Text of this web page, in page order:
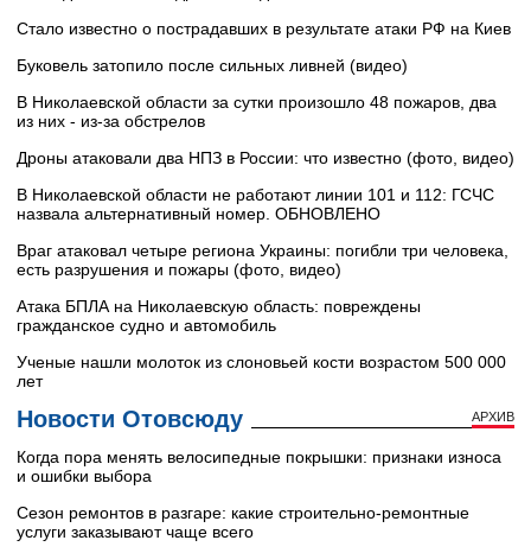
Стало известно о пострадавших в результате атаки РФ на Киев
Буковель затопило после сильных ливней (видео)
В Николаевской области за сутки произошло 48 пожаров, два
из них - из-за обстрелов
Дроны атаковали два НПЗ в России: что известно (фото, видео)
В Николаевской области не работают линии 101 и 112: ГСЧС
назвала альтернативный номер. ОБНОВЛЕНО
Враг атаковал четыре региона Украины: погибли три человека,
есть разрушения и пожары (фото, видео)
Атака БПЛА на Николаевскую область: повреждены
гражданское судно и автомобиль
Ученые нашли молоток из слоновьей кости возрастом 500 000
лет
Новости Отовсюду АРХИВ
Когда пора менять велосипедные покрышки: признаки износа
и ошибки выбора
Сезон ремонтов в разгаре: какие строительно-ремонтные
услуги заказывают чаще всего